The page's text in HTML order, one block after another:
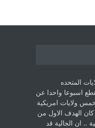
المتحده
عام 1993 ، لم ‏تنقطع اسبوعا واحدا عن
ولايات امريكية
كان الهدف الاول من
.. ان الجالية قد